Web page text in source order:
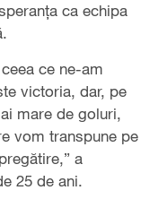
ca echipa
ce ne-am
victoria, dar, pe
mare de goluri,
vom transpune pe
a
25 de ani.